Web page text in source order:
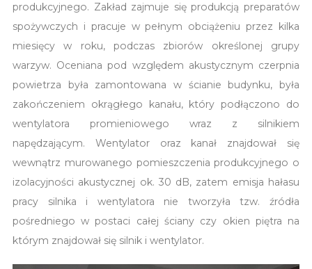
produkcyjnego. Zakład zajmuje się produkcją preparatów
spożywczych i pracuje w pełnym obciążeniu przez kilka
miesięcy w roku, podczas zbiorów określonej grupy
warzyw. Oceniana pod względem akustycznym czerpnia
powietrza była zamontowana w ścianie budynku, była
zakończeniem okrągłego kanału, który podłączono do
wentylatora promieniowego wraz z silnikiem
napędzającym. Wentylator oraz kanał znajdował się
wewnątrz murowanego pomieszczenia produkcyjnego o
izolacyjności akustycznej ok. 30 dB, zatem emisja hałasu
pracy silnika i wentylatora nie tworzyła tzw. źródła
pośredniego w postaci całej ściany czy okien piętra na
którym znajdował się silnik i wentylator.